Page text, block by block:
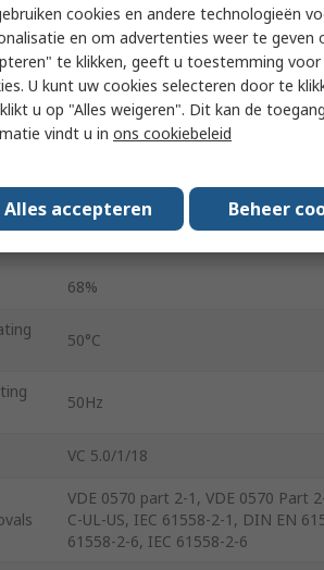
37mm
33mm
5VA
68%
50°C
50Hz
VC 5.0/1/18
VDE 0570 part 2-1, VDE 0570 Part
C-UL-US, IEC 61558-2-1, DIN EN
61558-2-6, IEC 61558-2-6
cookies en andere technologieën
en om advertenties weer te geven
te klikken, geeft u toestemming
U kunt uw cookies selecteren door te
u op "Alles weigeren". Dit kan de
vindt u in ons cookiebeleid
Alles accepteren Beheer